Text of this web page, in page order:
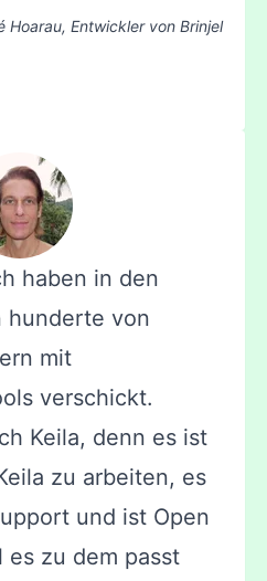
Hoarau, Entwickler von Brinjel
haben in den
hunderte von
mit
verschickt.
Keila, denn es ist
zu arbeiten, es
und ist Open
es zu dem passt